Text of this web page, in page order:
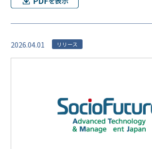
2026.04.01 リリース